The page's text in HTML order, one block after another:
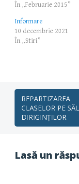
În „Februarie 2015”
Informare
10 decembrie 2021
În „Stiri”
Post
navigation
REPARTIZAREA
CLASELOR PE
DIRIGINȚILOR
Lasă un